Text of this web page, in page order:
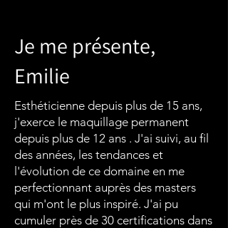
Je me présente,
Emilie
Esthéticienne depuis plus de 15 ans,
j'exerce le maquillage permanent
depuis plus de 12 ans . J'ai suivi, au fil
des années, les tendances et
l'évolution de ce domaine en me
perfectionnant auprès des masters
qui m'ont le plus inspiré. J'ai pu
cumuler près de 30 certifications dans